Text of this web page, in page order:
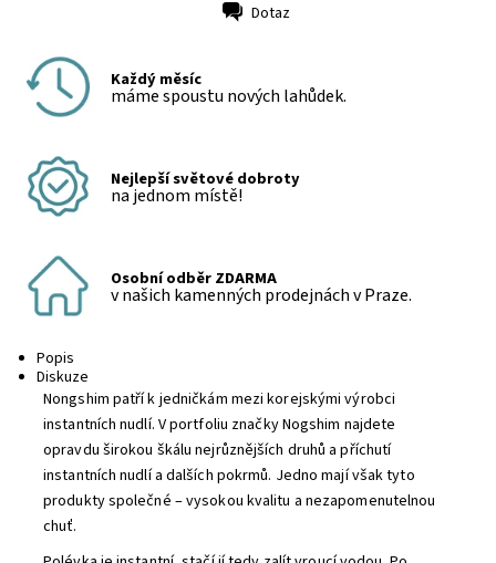
Dotaz
Každý měsíc
máme spoustu nových lahůdek.
Nejlepší světové dobroty
na jednom místě!
Osobní odběr ZDARMA
v našich kamenných prodejnách v Praze.
Popis
Diskuze
Nongshim patří k jedničkám mezi korejskými výrobci
instantních nudlí. V portfoliu značky Nogshim najdete
opravdu širokou škálu nejrůznějších druhů a příchutí
instantních nudlí a dalších pokrmů. Jedno mají však tyto
produkty společné – vysokou kvalitu a nezapomenutelnou
chuť.